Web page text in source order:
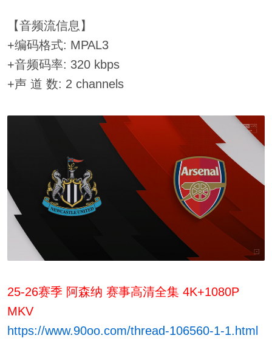
【音频流信息】
+编码格式: MPAL3
+音频码率: 320 kbps
+声 道 数: 2 channels
25-26赛季 阿森纳 赛事高清全集 4K+1080P
MKV
https://www.90oo.com/thread-106560-1-1.html